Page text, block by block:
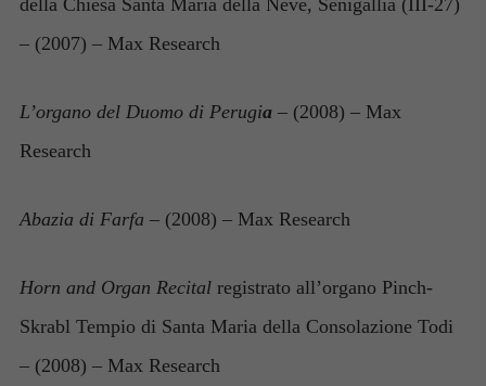
– (2007) – Max Research
L’organo del Duomo di Perugia – (2008) – Max
Research
Abazia di Farfa – (2008) – Max Research
Horn and Organ Recital registrato all’organo Pinch-
Skrabl Tempio di Santa Maria della Consolazione Todi
– (2008) – Max Research
web di
vostra visita.
Se rifiutate
scompariranno